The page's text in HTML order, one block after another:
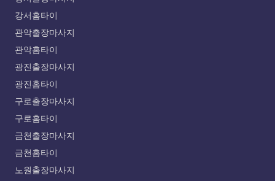
강서홈타이
관악출장마사지
관악홈타이
광진출장마사지
광진홈타이
구로출장마사지
구로홈타이
금천출장마사지
금천홈타이
노원출장마사지